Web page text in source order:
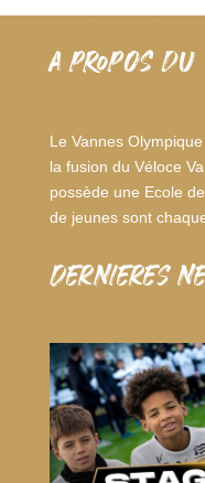
A PROPOS DU
Le Vannes
la fusion du Véloce
possède une Ecole
de jeunes sont
dernieres